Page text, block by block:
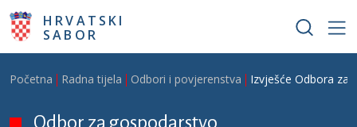
Skoči na glavni sadržaj
HRVATSKI
SABOR
Breadcrumb
Početna Radna tijela Odbori i povjerenstva Izvješće Odbora za
Odbor za gospodarstvo